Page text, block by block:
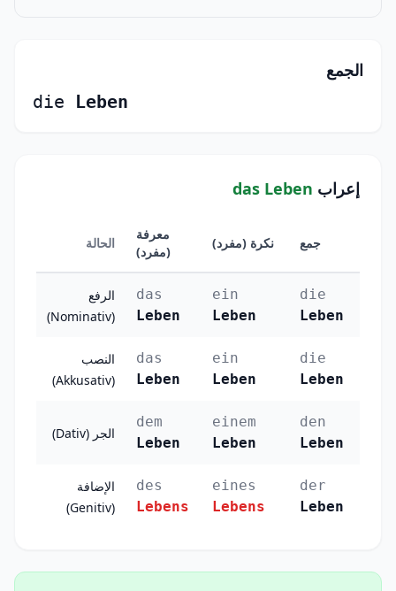
الجمع
die Leben
إعراب das Leben
الحالة
معرفة
(مفرد)
نكرة (مفرد) جمع
الرفع
(Nominativ)
das
Leben
ein
Leben
die
Leben
النصب
(Akkusativ)
das
Leben
ein
Leben
die
Leben
الجر (Dativ)
dem
Leben
einem
Leben
den
Leben
الإضافة
(Genitiv)
des
Lebens
eines
Lebens
der
Leben